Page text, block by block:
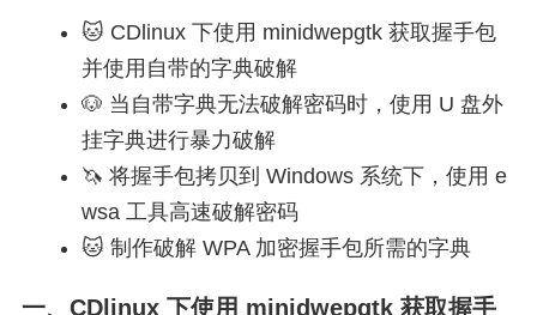
CDlinux 下使用 minidwepgtk 获取握手包
并使用自带的字典破解
当自带字典无法破解密码时，使用 U 盘外
挂字典进行暴力破解
将握手包拷贝到 Windows 系统下，使用 e
wsa 工具高速破解密码
制作破解 WPA 加密握手包所需的字典
一、CDlinux 下使用 minidwepgtk 获取握手